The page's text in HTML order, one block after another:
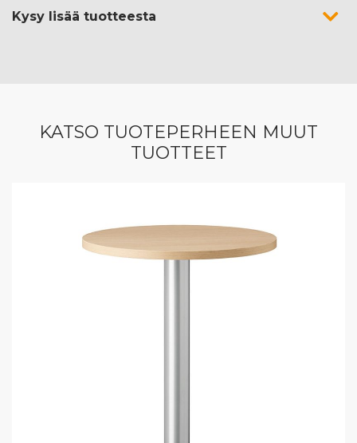
Kysy lisää tuotteesta
KATSO TUOTEPERHEEN MUUT
TUOTTEET